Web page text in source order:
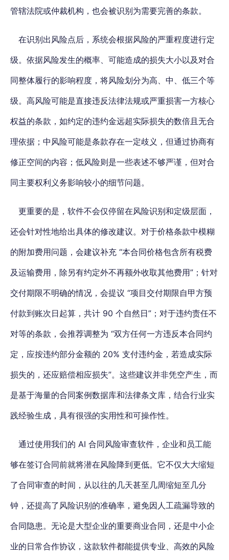
管辖法院或仲裁机构，也会被识别为需要完善的条款。
在识别出风险点后，系统会根据风险的严重程度进行定
级。 依据风险发生的概率、可能造成的损失大小以及对合
同整体履行的影响程度，将风险划分为高、中、低三个等
级。高风险可能是直接违反法律法规或严重损害一方核心
权益的条款，如约定的违约金远超实际损失的数倍且无合
理依据；中风险可能是条款存在一定歧义，但通过协商有
修正空间的内容；低风险则是一些表述不够严谨，但对合
同主要权利义务影响较小的细节问题。
更重要的是，软件不会仅停留在风险识别和定级层面，
还会针对性地给出具体的修改建议。对于价格条款中模糊
的附加费用问题，会建议补充 “本合同价格包含所有税费
及运输费用，除另有约定外不再额外收取其他费用”； 针对
交付期限不明确的情况，会提议 “项目交付期限自甲方预
付款到账次日起算 ，共计 90 个自然日”；对于违约责任不
对等的条款，会推荐调整为 “双方任何一方违反本合同约
定，应按违约部分金额的 20% 支付违约金，若造成实际
损失的，还应赔偿相应损失”。这些建议并非凭空产生，而
是基于海量的合同案例数据库和法律条文库，结合行业实
践经验生成，具有很强的实用性和可操作性。
通过使用我们的 AI 合同风险审查软件， 企业和员工能
够在签订合同前就将潜在风险降到更低。它不仅大大缩短
了合同审查的时间，从以往的几天甚至几周缩短至几分
钟，还提高了风险识别的准确率，避免因人工疏漏导致的
合同隐患。无论是大型企业的重要商业合同，还是中小企
业的日常合作协议，这款软件都能提供专业、高效的风险